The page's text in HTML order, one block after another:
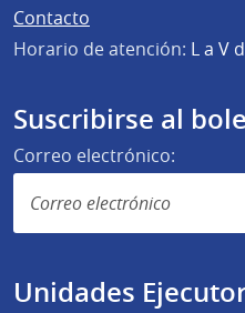
Contacto
Horario de atención: L a V
Suscribirse al
Correo electrónico:
Unidades